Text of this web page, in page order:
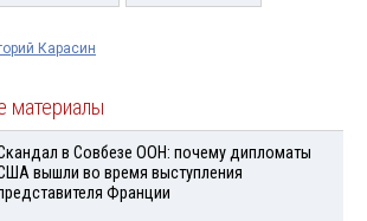
Карасин
материалы
в Совбезе ООН: почему дипломаты
вышли во время выступления
Франции